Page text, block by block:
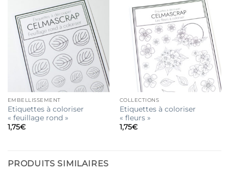
EMBELLISSEMENT
Etiquettes à coloriser
« feuillage rond »
1,75€
COLLECTIONS
Etiquettes à coloriser
« fleurs »
1,75€
PRODUITS SIMILAIRES